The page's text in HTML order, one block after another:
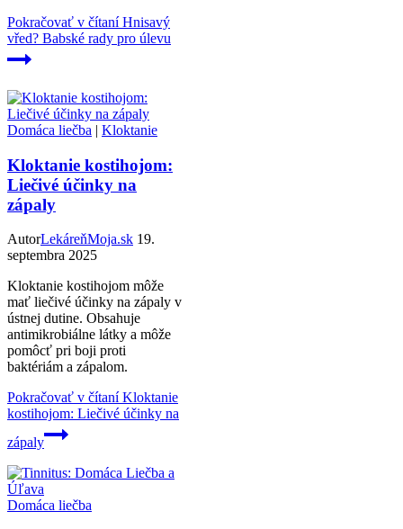
Pokračovať v čítaníHnisavý
vřed? Babské rady pro úlevu
Domáca liečba | Kloktanie
Kloktanie kostihojom:
Liečivé účinky na
zápaly
AutorLekáreňMoja.sk 19.
septembra 2025
Kloktanie kostihojom môže
mať liečivé účinky na zápaly v
ústnej dutine. Obsahuje
antimikrobiálne látky a môže
pomôcť pri boji proti
baktériám a zápalom.
Pokračovať v čítaníKloktanie
kostihojom: Liečivé účinky na
zápaly
Domáca liečba